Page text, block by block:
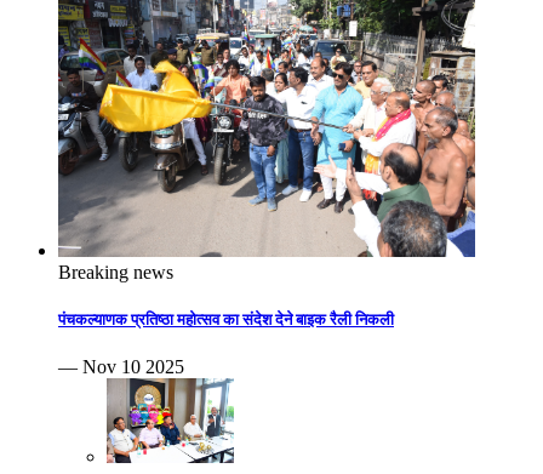
Breaking news
पंचकल्याणक प्रतिष्ठा महोत्सव का संदेश देने बाइक रैली निकली
— Nov 10 2025